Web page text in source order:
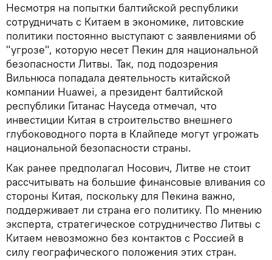
Несмотря на попытки балтийской республики
сотрудничать с Китаем в экономике, литовские
политики постоянно выступают с заявлениями об
"угрозе", которую несет Пекин для национальной
безопасности Литвы. Так, под подозрения
Вильнюса попадала деятельность китайской
компании Huawei, а президент балтийской
республики Гитанас Науседа отмечал, что
инвестиции Китая в строительство внешнего
глубоководного порта в Клайпеде могут угрожать
национальной безопасности страны.
Как ранее предполагал Носович, Литве не стоит
рассчитывать на большие финансовые вливания со
стороны Китая, поскольку для Пекина важно,
поддерживает ли страна его политику. По мнению
эксперта, стратегическое сотрудничество Литвы с
Китаем невозможно без контактов с Россией в
силу географического положения этих стран.